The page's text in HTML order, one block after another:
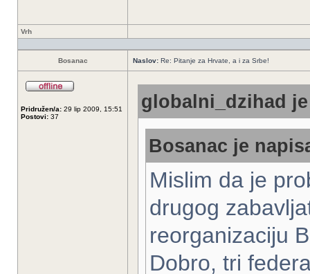
Vrh
Bosanac Naslov: Re: Pitanje za Hrvate, a i za Srbe!
Pridružen/a: 29 lip 2009, 15:51
Postovi: 37
globalni_dzihad
Bosanac je
Mislim da je
drugog
reorganizaciju
Dobro, tri